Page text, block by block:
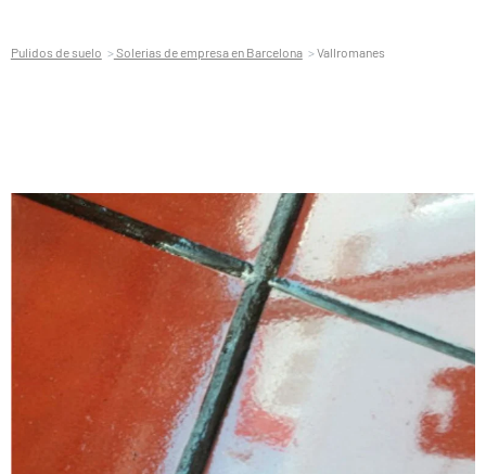
Pulidos de suelo Solerias de empresa en Barcelona Vallromanes